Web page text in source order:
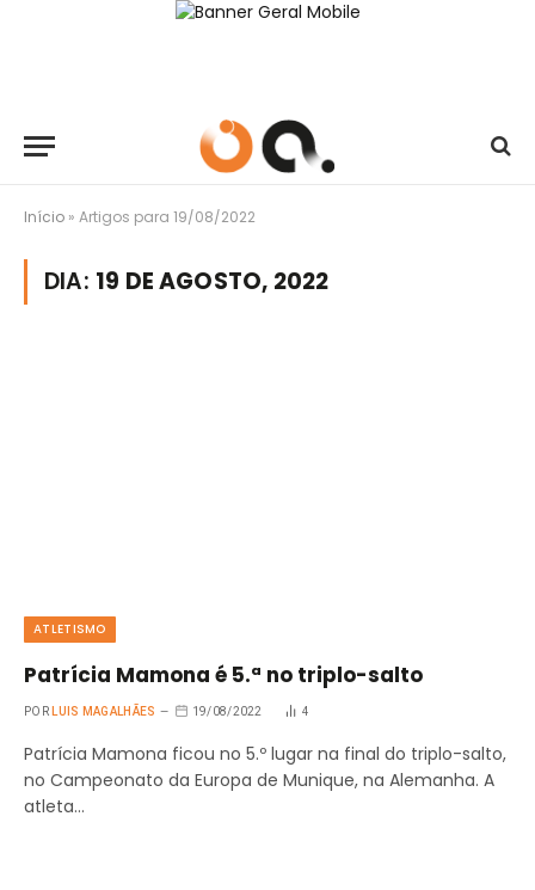
Início » Artigos para 19/08/2022
DIA: 19 DE AGOSTO, 2022
ATLETISMO
Patrícia Mamona é 5.ª no triplo-salto
POR LUIS MAGALHÃES 19/08/2022 4
Patrícia Mamona ficou no 5.º lugar na final do triplo-salto,
no Campeonato da Europa de Munique, na Alemanha. A
atleta…